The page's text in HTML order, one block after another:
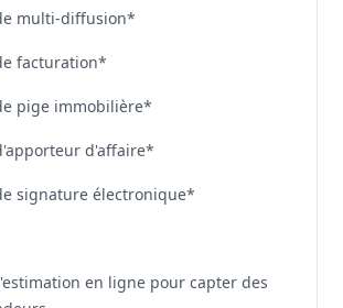
multi-diffusion*
facturation*
pige immobilière*
d'affaire*
signature électronique*
en ligne pour capter des